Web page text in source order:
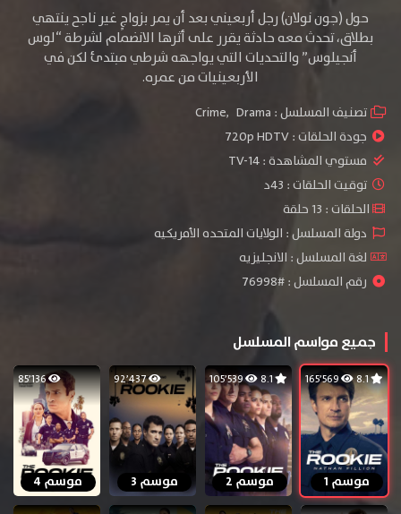
حول (جون نولان) رجل أربعيني بعد أن يمر بزواجٍ غير ناجح ينتهي
بطلاق، تحدث معه حادثة يقرر على أثرها الانضمام لشرطة “لوس
أنجيلوس” والتحديات التي يواجهه شرطي مبتدئ لكن في
الأربعينيات من عمره.
تصنيف المسلسل : Crime, Drama
جودة الحلقات :720p HDTV
مستوي المشاهدة :TV-14
توقيت الحلقات : 43د
الحلقات : 13 حلقة
دولة المسلسل : الولايات المتحده الأمريكيه
لغة المسلسل : الانجليزيه
رقم المسلسل : #76998
جميع مواسم المسلسل
8.1
موسم 1
8.1 105٬539
موسم 2
92٬437
موسم 3
85٬136
موسم 4